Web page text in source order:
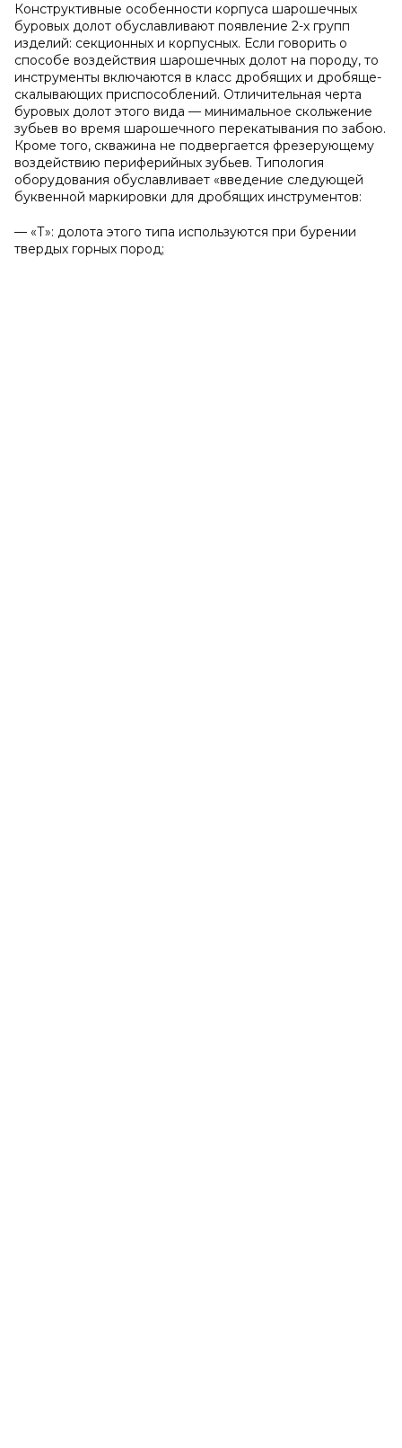
Конструктивные особенности корпуса шарошечных
буровых долот обуславливают появление 2-х групп
изделий: секционных и корпусных. Если говорить о
способе воздействия шарошечных долот на породу, то
инструменты включаются в класс дробящих и дробяще-
скалывающих приспособлений. Отличительная черта
буровых долот этого вида — минимальное скольжение
зубьев во время шарошечного перекатывания по забою.
Кроме того, скважина не подвергается фрезерующему
воздействию периферийных зубьев. Типология
оборудования обуславливает «введение следующей
буквенной маркировки для дробящих инструментов:
— «Т»: долота этого типа используются при бурении
твердых горных пород;